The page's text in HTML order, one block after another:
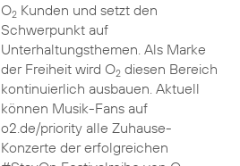
O2Kunden und setzt den
Schwerpunkt auf
Unterhaltungsthemen. Als Marke
der Freiheit wird O2diesen Bereich
kontinuierlich ausbauen. Aktuell
können Musik-Fans auf
o2.de/priority alle Zuhause-
Konzerte der erfolgreichen